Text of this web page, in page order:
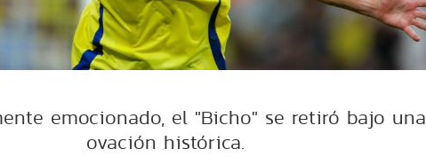
emocionado, el "Bicho" se retiró bajo una
ovación histórica.